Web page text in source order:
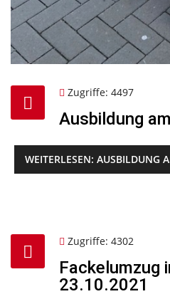
Zugriffe: 4497
Ausbildung
WEITERLESEN: AUSBILDUNG
Zugriffe: 4302
Fackelumzug
23.10.2021